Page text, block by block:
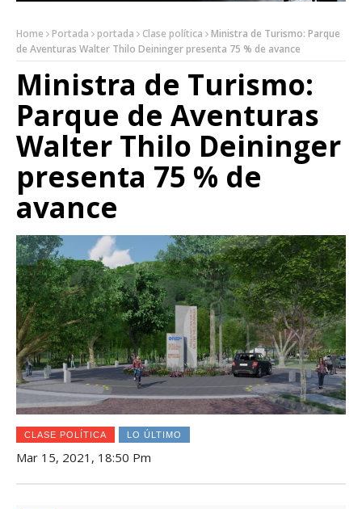
Home Portada portada Clase política
Ministra de Turismo: Parque
de Aventuras Walter Thilo Deininger presenta 75 % de avance
Ministra de Turismo:
Parque de Aventuras
Walter Thilo Deininger
presenta 75 % de
avance
CLASE POLÍTICA LO ÚLTIMO
Mar 15, 2021, 18:50 Pm